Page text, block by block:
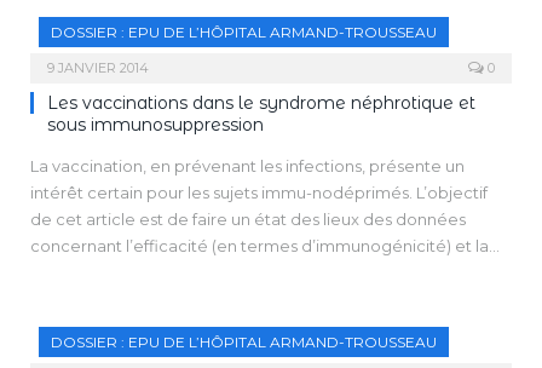
éli-minées. À côté des œsophagites à éosinophiles dont la
prise en charge est de plus en plus consensuelle, les gastro-
entérites à éosinophiles restent des pathologies rares dont le
diagnostic et l’évolution demeurent imprécis. Elles sont
responsables de symptômes variés non spécifiques,
d’éosinophiles.
DOSSIER : EPU DE L’HÔPITAL ARMAND-TROUSSEAU
9 JANVIER 2014 0
Les vaccinations dans le syndrome néphrotique et
sous immunosuppression
La vaccination, en prévenant les infections, présente un
intérêt certain pour les sujets immu-nodéprimés. L’objectif
de cet article est de faire un état des lieux des données
concernant l’efficacité (en termes d’immunogénicité) et la
patients transplantés d’organes solides et traités par
immunosuppresseurs pour une maladie rénale ou systé-
DOSSIER : EPU DE L’HÔPITAL ARMAND-TROUSSEAU